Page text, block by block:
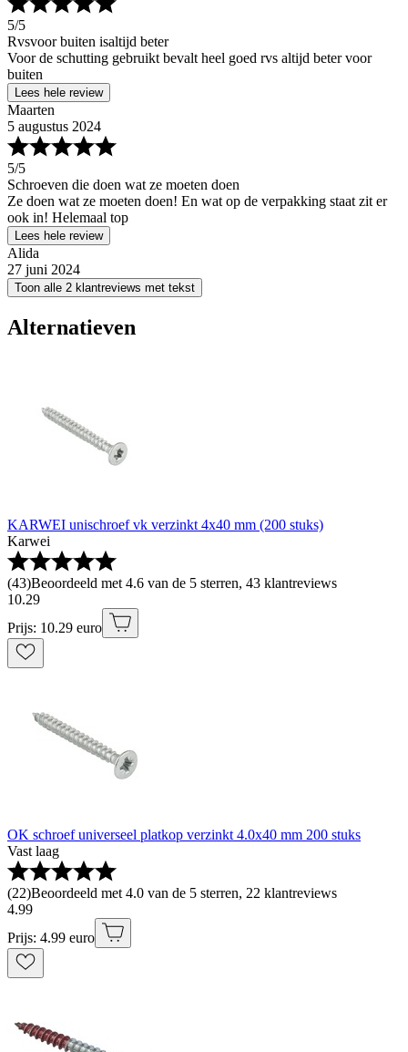
5/5
Rvsvoor buiten isaltijd beter
Voor de schutting gebruikt bevalt heel goed rvs altijd beter voor
buiten
Lees hele review
Maarten
5 augustus 2024
5/5
Schroeven die doen wat ze moeten doen
Ze doen wat ze moeten doen! En wat op de verpakking staat zit er
ook in! Helemaal top
Lees hele review
Alida
27 juni 2024
Toon alle 2 klantreviews met tekst
Alternatieven
KARWEI unischroef vk verzinkt 4x40 mm (200 stuks)
Karwei
(43)Beoordeeld met 4.6 van de 5 sterren, 43 klantreviews
10.29
Prijs: 10.29 euro
OK schroef universeel platkop verzinkt 4.0x40 mm 200 stuks
Vast laag
(22)Beoordeeld met 4.0 van de 5 sterren, 22 klantreviews
4.99
Prijs: 4.99 euro